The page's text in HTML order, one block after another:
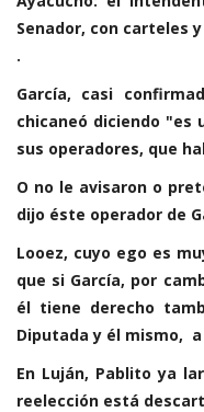
Senador, con carteles
.
García, casi
chicaneó diciendo "es
sus operadores, que
O no le avisaron o
dijo éste operador de
Looez, cuyo ego es
que si García, por
él tiene derecho
Diputada y él mismo,
En Luján, Pablito ya
reelección está